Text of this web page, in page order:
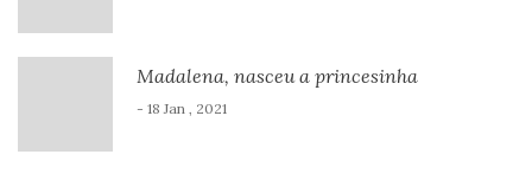
Madalena, nasceu a princesinha
- 18 Jan , 2021